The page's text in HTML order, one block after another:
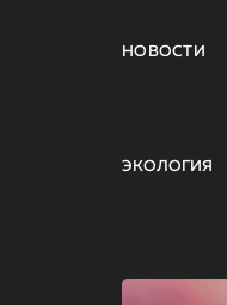
НОВОСТИ
ЭКОЛОГИЯ